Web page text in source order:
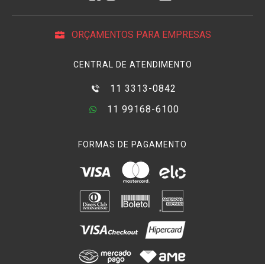
ORÇAMENTOS PARA EMPRESAS
CENTRAL DE ATENDIMENTO
11 3313-0842
11 99168-6100
FORMAS DE PAGAMENTO